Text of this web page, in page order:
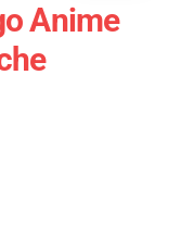
Anime